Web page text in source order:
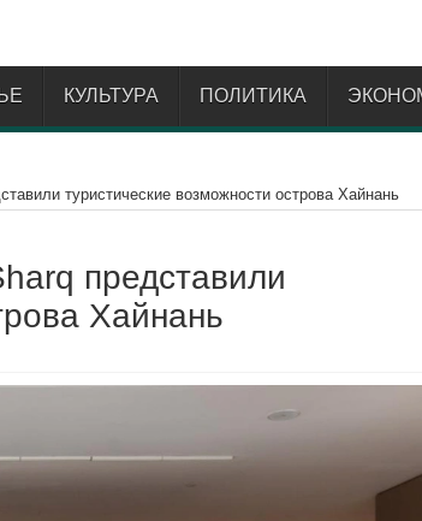
КУЛЬТУРА ПОЛИТИКА
туристические возможности острова Хайнань
представили
Хайнань